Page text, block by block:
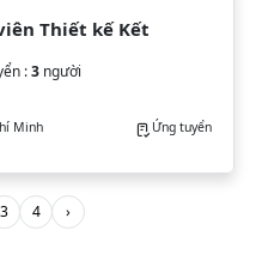
Thiết kế Kết
:3người
Minh Ứng tuyển
3 4 ›